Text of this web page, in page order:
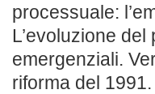
processuale:
L’evoluzione
emergenziali.
riforma del